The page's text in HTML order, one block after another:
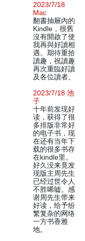
2023/7/18
Mac
翻書抽屜內的
Kindle，很舊
沒有開啟了使
我再與好讀相
遇。期待重拾
讀趣，祝讀趣
再次重臨好讀
及各位讀者。
2023/7/18 池
子
十年前发现好
读，获得了很
多排版非常好
的电子书，现
在还有当年下
载的很多书存
在kindle里。
好久没来竟发
现版主周先生
已经过世令人
不胜唏嘘。感
谢周先生带来
好读，给予纷
繁复杂的网络
一方书香雅
地。